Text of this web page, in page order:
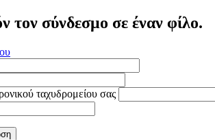
τον σύνδεσμο σε έναν φίλο.
ταχυδρομείου σας